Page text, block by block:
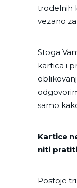
trodelnih
vezano
Stoga
kartica i
samo
Kartice
niti
Postoje